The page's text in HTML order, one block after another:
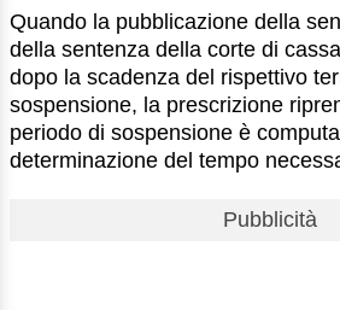
Quando la pubblicazione della
della sentenza della corte di
dopo la scadenza del rispettivo
sospensione, la prescrizione
periodo di sospensione è
determinazione del tempo
Pubblicità